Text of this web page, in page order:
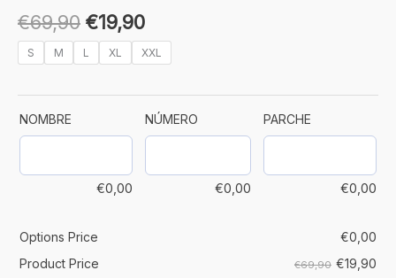
€69,90 €19,90
S M L XL XXL
NOMBRE
€0,00
NÚMERO
€0,00
PARCHE
€0,00
Options Price €0,00
Product Price
€69,90 €19,90